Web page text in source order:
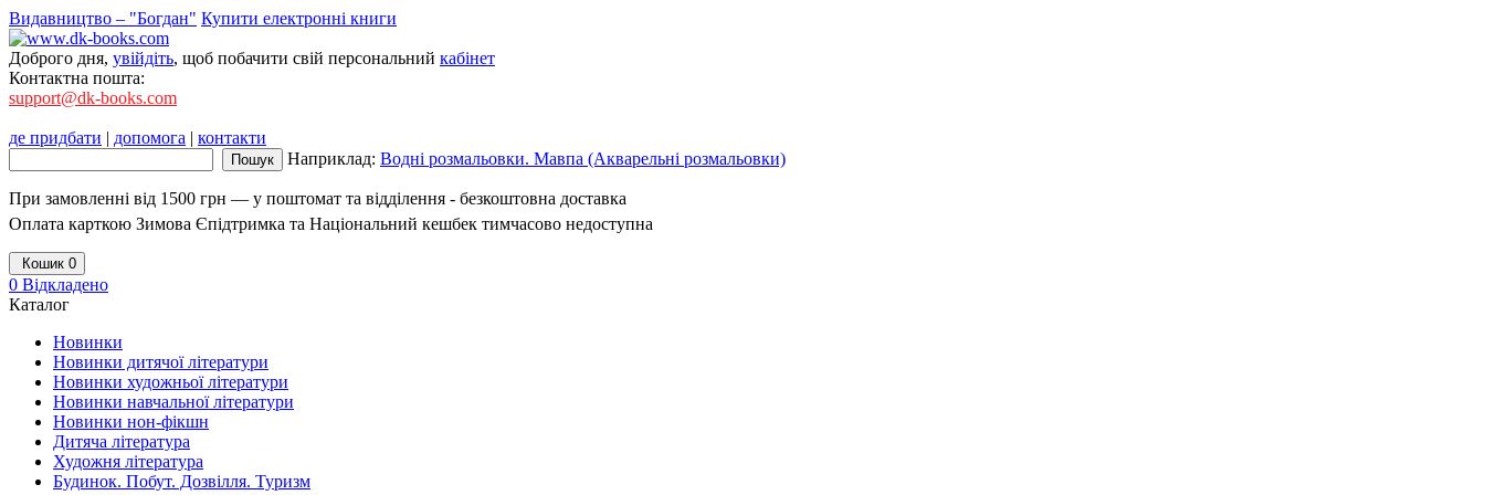
Видавництво – "Богдан" Купити електронні книги
Доброго дня, увійдіть, щоб побачити свій персональний кабінет
Контактна пошта:
support@dk-books.com
де придбати | допомога | контакти
Наприклад: Водні розмальовки. Мавпа (Акварельні розмальовки)
При замовленні від 1500 грн — у поштомат та відділення - безкоштовна доставка
Оплата карткою Зимова Єпідтримка та Національний кешбек тимчасово недоступна
Кошик 0
0 Відкладено
Каталог
Новинки
Новинки дитячої літератури
Новинки художньої літератури
Новинки навчальної літератури
Новинки нон-фікшн
Дитяча література
Художня література
Будинок. Побут. Дозвілля. Туризм